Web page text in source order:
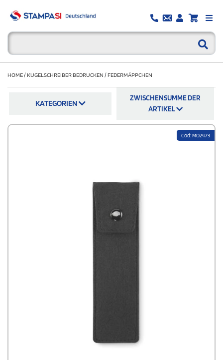
HOME/KUGELSCHREIBER BEDRUCKEN /FEDERMÄPPCHEN
KATEGORIEN
ZWISCHENSUMME DER
ARTIKEL
Cod: MO2473